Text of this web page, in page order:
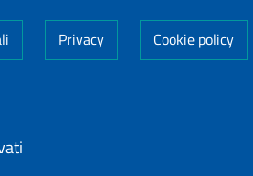
Privacy Cookie policy